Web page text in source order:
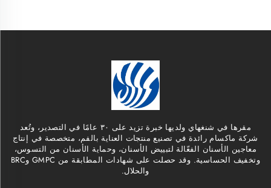
مقرها في شنغهاي ولديها خبرة تزيد على ٣٠ عامًا في التصدير، وتُعد
شركة ماكسام رائدة في تصنيع منتجات العناية بالفم، متخصصة في إنتاج
معاجين الأسنان الفعّالة لتبييض الأسنان، وحماية الأسنان من التسوس،
وتخفيف الحساسية. وقد حصلت على شهادات المطابقة من GMPC وBRC
والحلال.